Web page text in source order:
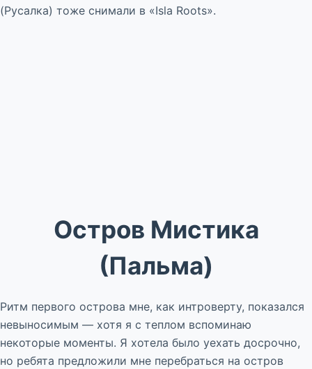
(Русалка) тоже снимали в «Isla Roots».
Остров Мистика
(Пальма)
Ритм первого острова мне, как интроверту, показался
невыносимым — хотя я с теплом вспоминаю
некоторые моменты. Я хотела было уехать досрочно,
но ребята предложили мне перебраться на остров